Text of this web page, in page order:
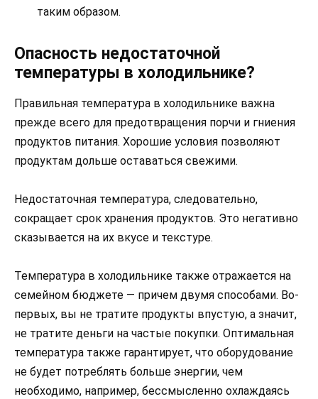
таким образом.
Опасность недостаточной
температуры в холодильнике?
Правильная температура в холодильнике важна
прежде всего для предотвращения порчи и гниения
продуктов питания. Хорошие условия позволяют
продуктам дольше оставаться свежими.
Недостаточная температура, следовательно,
сокращает срок хранения продуктов. Это негативно
сказывается на их вкусе и текстуре.
Температура в холодильнике также отражается на
семейном бюджете — причем двумя способами. Во-
первых, вы не тратите продукты впустую, а значит,
не тратите деньги на частые покупки. Оптимальная
температура также гарантирует, что оборудование
не будет потреблять больше энергии, чем
необходимо, например, бессмысленно охлаждаясь